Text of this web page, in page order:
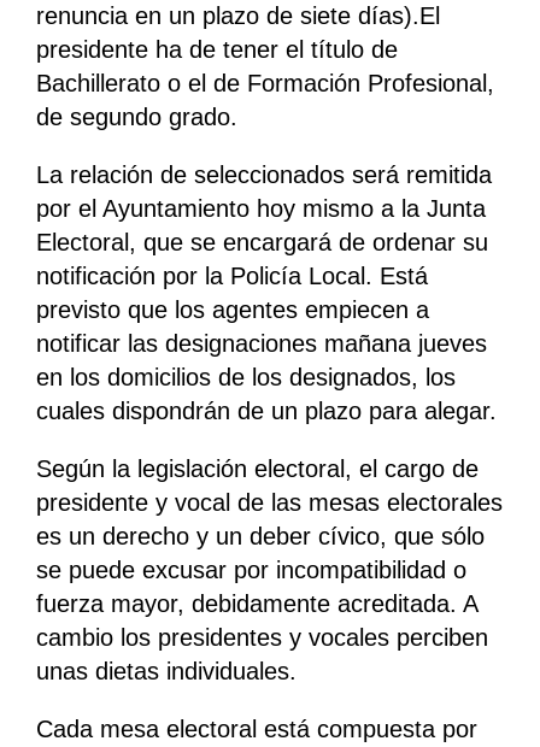
renuncia en un plazo de siete días).El
presidente ha de tener el título de
Bachillerato o el de Formación Profesional,
de segundo grado.
La relación de seleccionados será remitida
por el Ayuntamiento hoy mismo a la Junta
Electoral, que se encargará de ordenar su
notificación por la Policía Local. Está
previsto que los agentes empiecen a
notificar las designaciones mañana jueves
en los domicilios de los designados, los
cuales dispondrán de un plazo para alegar.
Según la legislación electoral, el cargo de
presidente y vocal de las mesas electorales
es un derecho y un deber cívico, que sólo
se puede excusar por incompatibilidad o
fuerza mayor, debidamente acreditada. A
cambio los presidentes y vocales perciben
unas dietas individuales.
Cada mesa electoral está compuesta por